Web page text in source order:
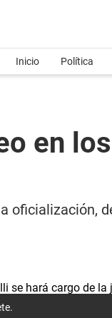
Inicio Política
en
oficialización,